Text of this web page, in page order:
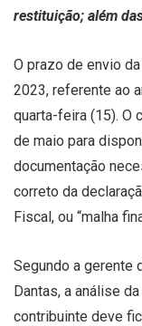
restituição; além
O prazo de envio
2023, referente ao
quarta-feira (15). O
de maio para
documentação
correto da
Fiscal, ou “malha
Segundo a gerente
Dantas, a análise
contribuinte deve